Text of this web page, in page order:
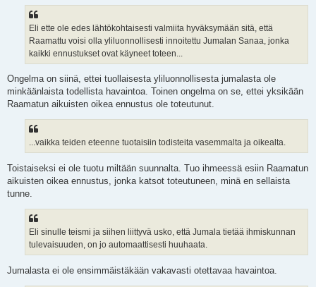
Eli ette ole edes lähtökohtaisesti valmiita hyväksymään sitä, että
Raamattu voisi olla yliluonnollisesti innoitettu Jumalan Sanaa, jonka
kaikki ennustukset ovat käyneet toteen...
Ongelma on siinä, ettei tuollaisesta yliluonnollisesta jumalasta ole
minkäänlaista todellista havaintoa. Toinen ongelma on se, ettei yksikään
Raamatun aikuisten oikea ennustus ole toteutunut.
...vaikka teiden eteenne tuotaisiin todisteita vasemmalta ja oikealta.
Toistaiseksi ei ole tuotu miltään suunnalta. Tuo ihmeessä esiin Raamatun
aikuisten oikea ennustus, jonka katsot toteutuneen, minä en sellaista
tunne.
Eli sinulle teismi ja siihen liittyvä usko, että Jumala tietää ihmiskunnan
tulevaisuuden, on jo automaattisesti huuhaata.
Jumalasta ei ole ensimmäistäkään vakavasti otettavaa havaintoa.